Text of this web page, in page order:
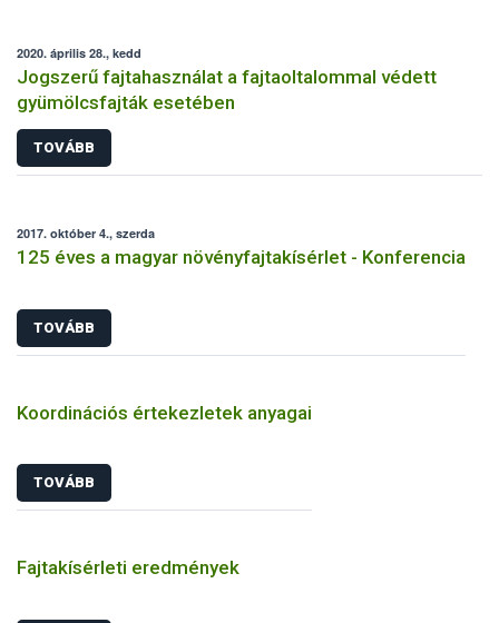
2020. április 28., kedd
Jogszerű fajtahasználat a fajtaoltalommal védett
gyümölcsfajták esetében
TOVÁBB
2017. október 4., szerda
125 éves a magyar növényfajtakísérlet - Konferencia
TOVÁBB
Koordinációs értekezletek anyagai
TOVÁBB
Fajtakísérleti eredmények